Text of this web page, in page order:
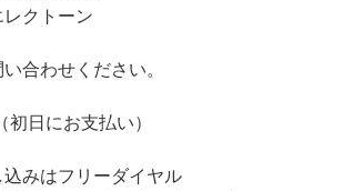
レクトーン
合わせください。
日にお支払い）
みはフリーダイヤル